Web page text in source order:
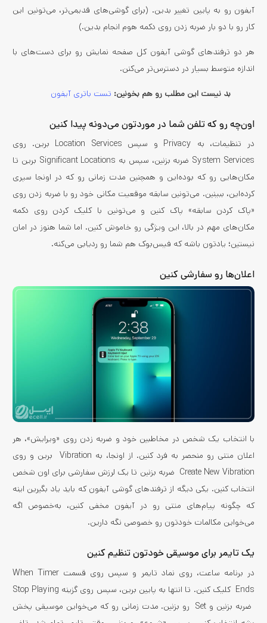
آیفون رو به پایین تغییر بدین. (برای گوشی‌های قدیمی‌تر، می‌تونین این
کار رو با دو بار ضربه زدن روی دکمه هوم انجام بدین.)
هر دو ترفندهای گوشی آیفون کل صفحه نمایش رو برای دست‌های با
اندازه متوسط ​​بسیار در دسترس‌تر می‌کنن.
بد نیست این مطلب رو هم بخونین: تست باتری آیفون
اون‌چه رو که تلفن شما در موردتون می‌دونه پیدا کنین
در تنظیمات، به Privacy و سپس Location Services برین. روی
System Services ضربه بزنین، سپس به Significant Locations برین تا
مکان‌هایی رو که بوده‌این و همچنین مدت زمانی رو که در اونجا سپری
کرده‌این، ببینین. می‌تونین سابقه موقعیت مکانی خود رو با ضربه زدن روی
«پاک کردن سابقه» پاک کنین و می‌تونین با کلیک کردن روی دکمه
مکان‌های مهم در بالا، این ویژگی رو خاموش کنین. اما شما هنوز در امان
نیستین؛ یادتون باشه که فیس‌بوک هم شما رو ردیابی می‌کنه.
اعلان‌ها رو سفارشی کنین
با انتخاب یک شخص در مخاطبین خود و ضربه زدن روی «ویرایش»، هر
اعلان متنی رو منحصر به فرد کنین. از اونجا، به Vibration برین و روی
Create New Vibration ضربه بزنین تا یک لرزش سفارشی برای اون شخص
انتخاب کنین. یکی دیگه از ترفندهای گوشی آیفون که باید یاد بگیرین اینه
که چگونه پیام‌های متنی رو در آیفون مخفی کنین، به‌خصوص اگه
می‌خواین مکالمات خودتون رو خصوصی نگه دارین.
یک تایمر برای موسیقی خودتون تنظیم کنین
در برنامه ساعت، روی نماد تایمر و سپس روی قسمت When Timer
Ends کلیک کنین. تا انتها به پایین برین، سپس روی گزینه Stop Playing
ضربه بزنین و Set رو بزنین. مدت زمانی رو که می‌خواین موسیقی پخش